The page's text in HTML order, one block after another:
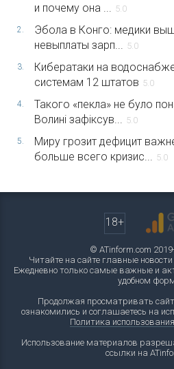
и почему она ...
5.0
2.
Эбола в Конго: медики
невыплаты зарп...
5.0
3.
Кибератаки на
системам 12 штатов 5.0
4.
Такого «пекла» не було
Волині зафіксув...
5.0
5.
Миру грозит дефицит
больше всего кризис...
5.0
18+
© ATinform.com
Читайте на сайте главные
Ежедневно только самые важные и
удобном
Продолжая просматривать
ознакомились и соглашаетесь на
Политика
Использование материалов
ссылки на